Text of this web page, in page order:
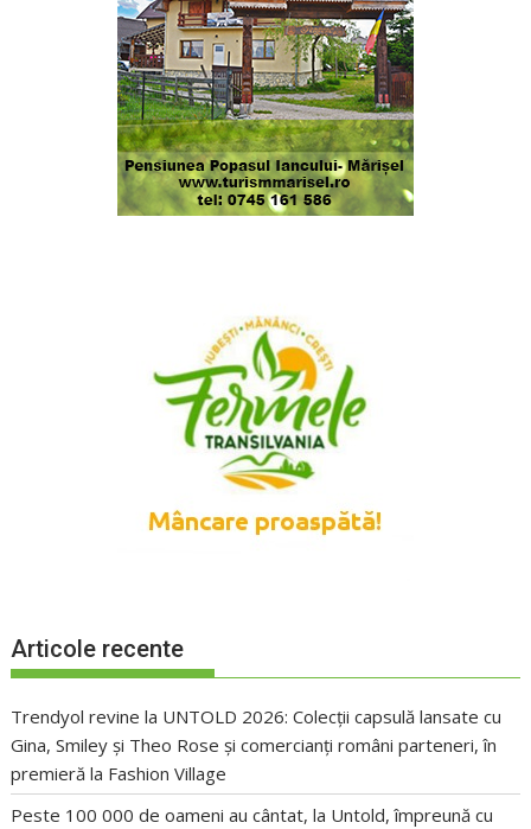
Articole recente
Trendyol revine la UNTOLD 2026: Colecții capsulă lansate cu
Gina, Smiley și Theo Rose și comercianți români parteneri, în
premieră la Fashion Village
Peste 100 000 de oameni au cântat, la Untold, împreună cu